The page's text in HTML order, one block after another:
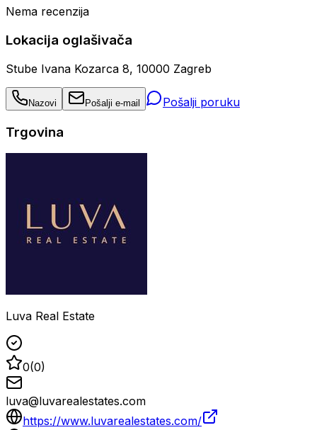
Nema recenzija
Lokacija oglašivača
Stube Ivana Kozarca 8, 10000 Zagreb
Nazovi Pošalji e-mail Pošalji poruku
Trgovina
Luva Real Estate
0(0)
luva@luvarealestates.com
https://www.luvarealestates.com/